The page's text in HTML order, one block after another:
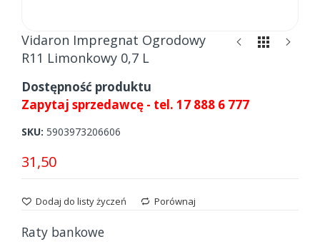
Skip
to
beginning
of
the
images
Vidaron Impregnat Ogrodowy
R11 Limonkowy 0,7 L
Dostępność produktu
Zapytaj sprzedawcę - tel. 17 888 6 777
SKU 5903973206606
31,50
Dodaj do listy życzeń Porównaj
Raty bankowe